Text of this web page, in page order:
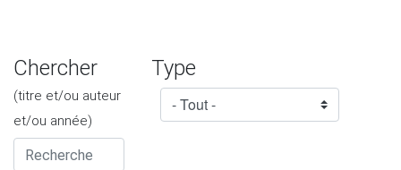
Chercher
(titre et/ou auteur
et/ou année)
Type